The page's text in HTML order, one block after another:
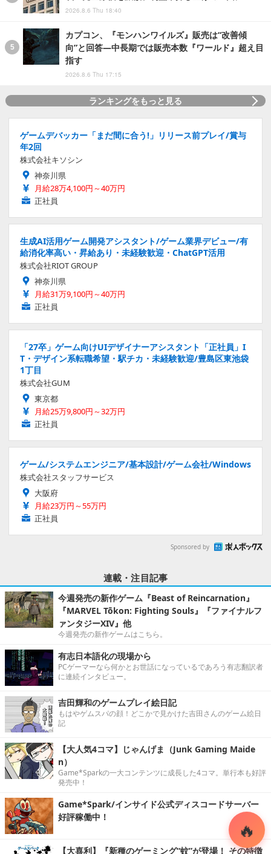
2026.8.6 Thu 18:40
カプコン、『モンハンワイルズ』販売は“改善傾
向”と回答―中長期では販売本数『ワールド』超え目
指す
2026.8.6 Thu 17:15
ランキングをもっと見る
ゲームデバッカー「まだ間に合う!」リリース前プレイ/賞与
年2回
株式会社キソシン
神奈川県
月給28万4,100円～40万円
正社員
生成AI活用ゲーム開発アシスタント/ゲーム業界デビュー/有
給消化率高い・昇給あり・未経験歓迎・ChatGPT活用
株式会社RIOT GROUP
神奈川県
月給31万9,100円～40万円
正社員
「27卒」ゲーム向けUIデザイナーアシスタント「正社員」I
T・デザイン系転職希望・駅チカ・未経験歓迎/豊島区東池袋
1丁目
株式会社GUM
東京都
月給25万9,800円～32万円
正社員
ゲーム/システムエンジニア/基本設計/ゲーム会社/Windows
株式会社スタッフサービス
大阪府
月給23万円～55万円
正社員
Sponsored by
連載・注目記事
今週発売の新作ゲーム『Beast of Reincarnation』
『MARVEL Tōkon: Fighting Souls』『ファイナルフ
ァンタジーXIV』他
今週発売の新作ゲームはこちら。
有志日本語化の現場から
PCゲーマーなら何かとお世話になっているであろう有志翻訳者
に連続インタビュー。
吉田輝和のゲームプレイ絵日記
もはやゲムスパの顔！どこかで見かけた吉田さんのゲーム絵日
記
【大人気4コマ】じゃんげま（Junk Gaming Maide
n）
Game*Sparkの一大コンテンツに成長した4コマ。単行本も好評
発売中！
Game*Spark/インサイド公式ディスコードサーバー
好評稼働中！
【大喜利】『新種のゲーミング“蚊”が登場！ その特徴